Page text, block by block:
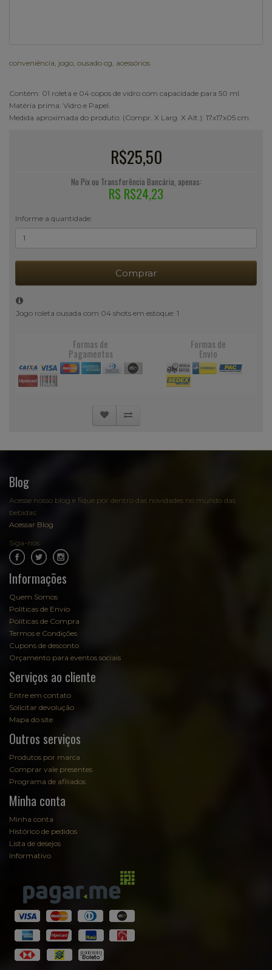
conveniência jogo ousado cg acessórios
Contém: 01 roleta e 04 copos de vidro com capacidade para 50 ml.
Matéria prima: Vidro e Papel.
Medida aproximada do produto: (Compr. X Larg. X Alt.): 17x17x05 cm.
R$25,50
No Pix ou Transferência Bancária, apenas:
R$ R$24,23
Informe a quantidade:
Comprar
Jogo roleta ousada com 04 shots em estoque: 1
Formas de
Pagamentos
Formas de
Envio
Blog
Acesse nosso blog e fique por dentro das novidades no mundo das
bebidas:
Acessar Blog
Siga-nos:
Informações
Quem Somos
Políticas de Envio
Políticas de Compra
Termos e Condições
Cupons de desconto
Orçamento para eventos sociais
Serviços ao cliente
Entre em contato
Solicitar devolução
Mapa do site
Outros serviços
Produtos por marca
Comprar vale presentes
Programa de afiliados
Minha conta
Minha conta
Histórico de pedidos
Lista de desejos
Informativo